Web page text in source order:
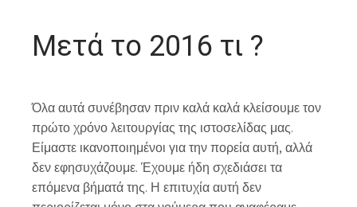
Μετά το 2016 τι ?
Όλα αυτά συνέβησαν πριν καλά καλά κλείσουμε τον
πρώτο χρόνο λειτουργίας της ιστοσελίδας μας.
Είμαστε ικανοποιημένοι για την πορεία αυτή, αλλά
δεν εφησυχάζουμε. Έχουμε ήδη σχεδιάσει τα
επόμενα βήματά της. Η επιτυχία αυτή δεν